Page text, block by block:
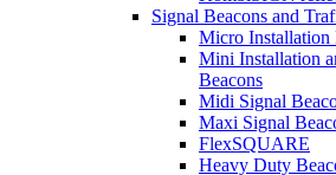
Signal Beacons and
Micro Installation
Mini Installation
Beacons
Midi Signal
Maxi Signal
FlexSQUARE
Heavy Duty